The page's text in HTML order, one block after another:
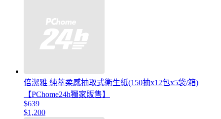
倍潔雅 純萃柔感抽取式衛生紙(150抽x12包x5袋/箱)
【PChome24h獨家販售】
$639
$1,200